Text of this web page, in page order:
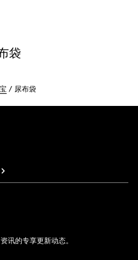
袋
尿布袋
讯的专享更新动态。